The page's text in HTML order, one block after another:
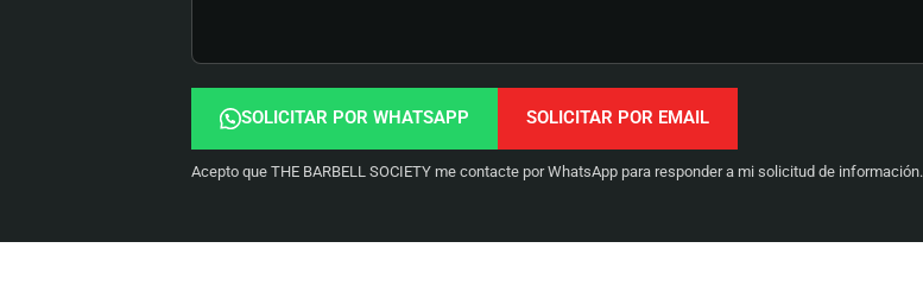
SOLICITAR POR WHATSAPP
Acepto que THE BARBELL SOCIETY me contacte por WhatsApp para responder a mi solicitud de información.